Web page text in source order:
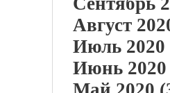
Август
Июль 2020
Июнь 2020